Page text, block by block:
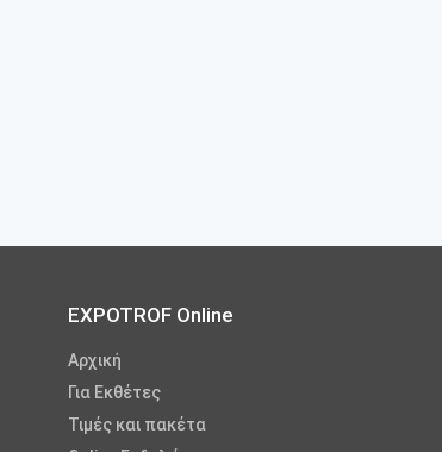
EXPOTROF Online
Αρχική
Για Εκθέτες
Τιμές και πακέτα